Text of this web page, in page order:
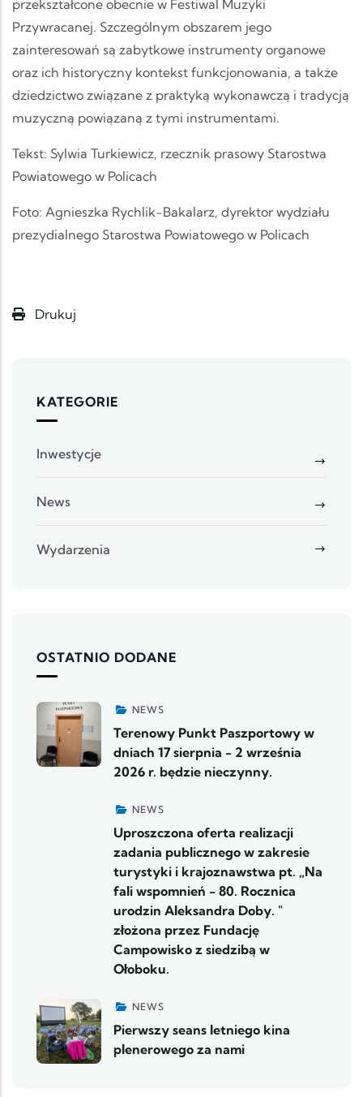
przekształcone obecnie w Festiwal Muzyki
Przywracanej. Szczególnym obszarem jego
zainteresowań są zabytkowe instrumenty organowe
oraz ich historyczny kontekst funkcjonowania, a także
dziedzictwo związane z praktyką wykonawczą i tradycją
muzyczną powiązaną z tymi instrumentami.
Tekst: Sylwia Turkiewicz, rzecznik prasowy Starostwa
Powiatowego w Policach
Foto: Agnieszka Rychlik-Bakalarz, dyrektor wydziału
prezydialnego Starostwa Powiatowego w Policach
Drukuj
KATEGORIE
Inwestycje
News
Wydarzenia
OSTATNIO DODANE
NEWS
Terenowy Punkt Paszportowy w
dniach 17 sierpnia - 2 września
2026 r. będzie nieczynny.
NEWS
Uproszczona oferta realizacji
zadania publicznego w zakresie
turystyki i krajoznawstwa pt. „Na
fali wspomnień - 80. Rocznica
urodzin Aleksandra Doby. "
złożona przez Fundację
Campowisko z siedzibą w
Ołoboku.
NEWS
Pierwszy seans letniego kina
plenerowego za nami